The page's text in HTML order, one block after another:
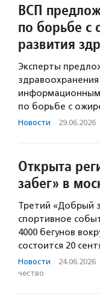
ВСП
по борьбе с
развития
Эксперты
по борьбе с
Новости · 29.06.2026 ·
Открыта
забег» в
Третий «Добрый
спортивное
4000 бегунов
состоится 20
Новости · 24.06.2026 ·
чест­во